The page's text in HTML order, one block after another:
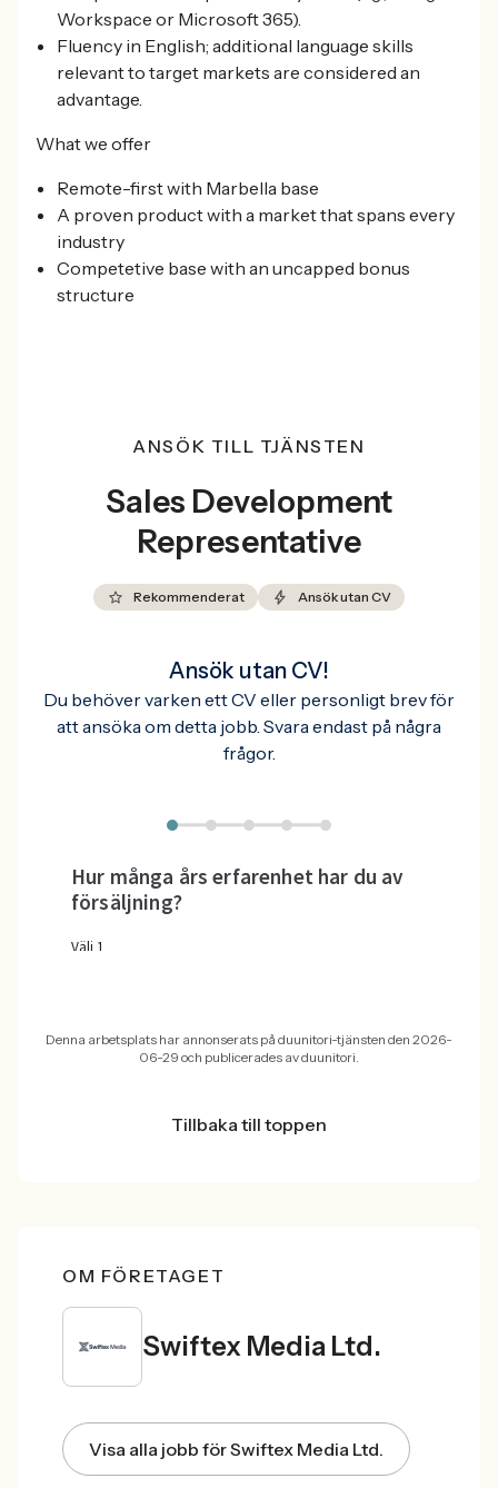
Workspace or Microsoft 365).
Fluency in English; additional language skills
relevant to target markets are considered an
advantage.
What we offer
Remote-first with Marbella base
A proven product with a market that spans every
industry
Competetive base with an uncapped bonus
structure
ANSÖK TILL TJÄNSTEN
Sales Development
Representative
Rekommenderat Ansök utan CV
Ansök utan CV!
Du behöver varken ett CV eller personligt brev för
att ansöka om detta jobb. Svara endast på några
frågor.
Denna arbetsplats har annonserats på duunitori-tjänsten den 2026-
06-29 och publicerades av duunitori.
Tillbaka till toppen
OM FÖRETAGET
Swiftex Media Ltd.
Visa alla jobb för Swiftex Media Ltd.